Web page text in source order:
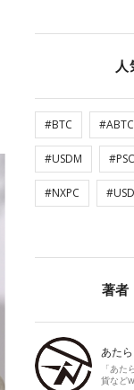
#BTC #ABTC
#USDM
#NXPC
著者
あた
「あ
貨など